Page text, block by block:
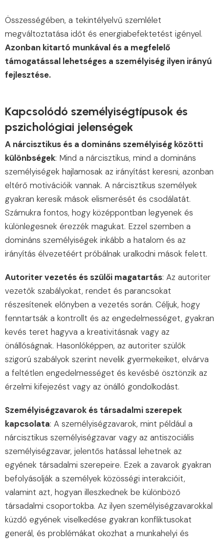
Összességében, a tekintélyelvű szemlélet
megváltoztatása időt és energiabefektetést igényel.
Azonban kitartó munkával és a megfelelő
támogatással lehetséges a személyiség ilyen irányú
fejlesztése.
Kapcsolódó személyiségtípusok és
pszichológiai jelenségek
A nárcisztikus és a domináns személyiség közötti
különbségek: Mind a nárcisztikus, mind a domináns
személyiségek hajlamosak az irányítást keresni, azonban
eltérő motivációik vannak. A nárcisztikus személyek
gyakran keresik mások elismerését és csodálatát.
Számukra fontos, hogy középpontban legyenek és
különlegesnek érezzék magukat. Ezzel szemben a
domináns személyiségek inkább a hatalom és az
irányítás élvezetéért próbálnak uralkodni mások felett.
Autoriter vezetés és szülői magatartás: Az autoriter
vezetők szabályokat, rendet és parancsokat
részesítenek előnyben a vezetés során. Céljuk, hogy
fenntartsák a kontrollt és az engedelmességet, gyakran
kevés teret hagyva a kreativitásnak vagy az
önállóságnak. Hasonlóképpen, az autoriter szülők
szigorú szabályok szerint nevelik gyermekeiket, elvárva
a feltétlen engedelmességet és kevésbé ösztönzik az
érzelmi kifejezést vagy az önálló gondolkodást.
Személyiségzavarok és társadalmi szerepek
kapcsolata: A személyiségzavarok, mint például a
nárcisztikus személyiségzavar vagy az antiszociális
személyiségzavar, jelentős hatással lehetnek az
egyének társadalmi szerepeire. Ezek a zavarok gyakran
befolyásolják a személyek közösségi interakcióit,
valamint azt, hogyan illeszkednek be különböző
társadalmi csoportokba. Az ilyen személyiségzavarokkal
küzdő egyének viselkedése gyakran konfliktusokat
generál, és problémákat okozhat a munkahelyi és